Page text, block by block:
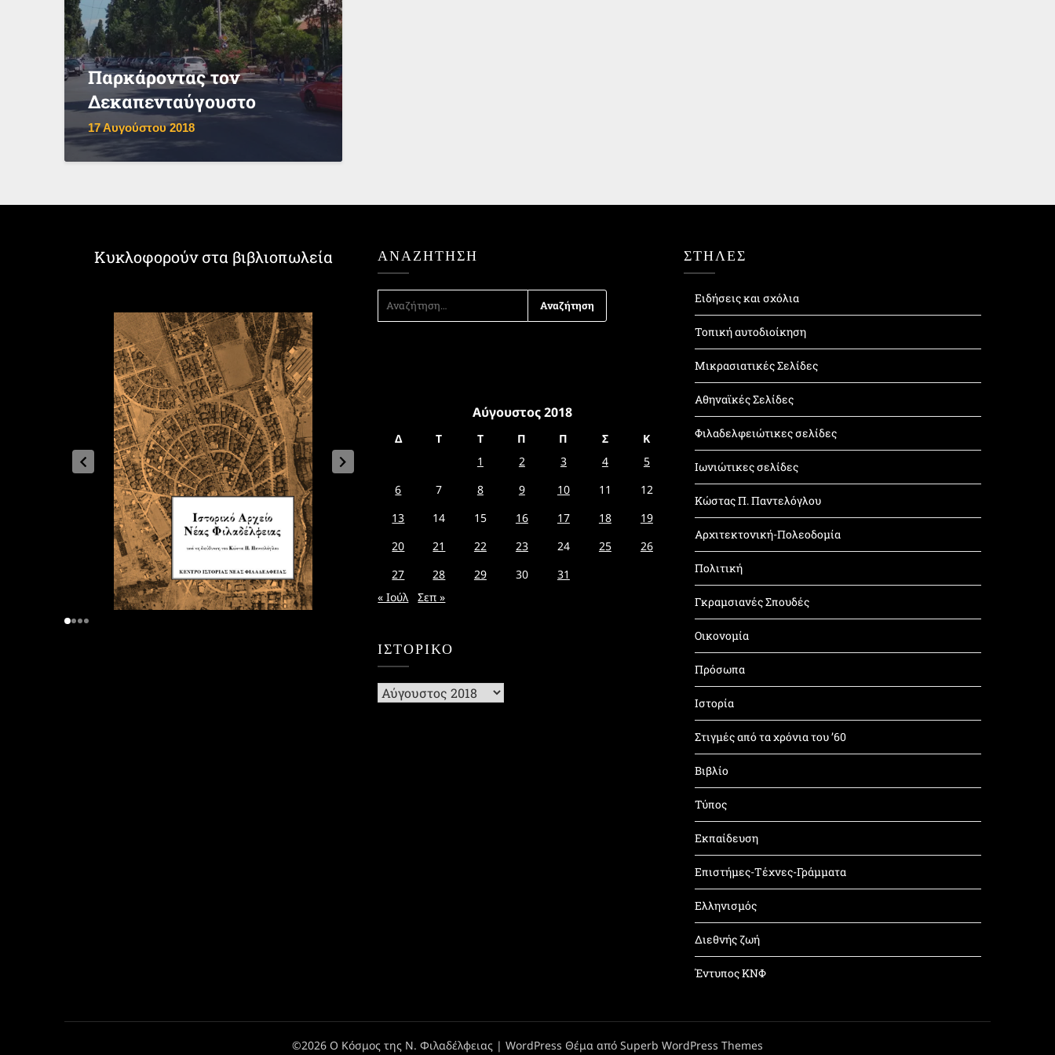
Παρκάροντας τον
Δεκαπενταύγουστο
17 Αυγούστου 2018
Κυκλοφορούν στα βιβλιοπωλεία ΑΝΑΖΉΤΗΣΗ
ΓΙΑ:
Αύγουστος 2018
Δ Τ Τ Π Π Σ
Κ
1
2 3 4
5
6
7 8 9 10 11
12
13
14 15 16 17 18
19
20
21 22 23 24 25
26
27
28 29 30
31
« Ιούλ
Σεπ »
ΙΣΤΟΡΙΚΌ
Ιστορικό
ΣΤΗΛΕΣ
Ειδήσεις και σχόλια
Τοπική αυτοδιοίκηση
Μικρασιατικές Σελίδες
Αθηναϊκές Σελίδες
Φιλαδελφειώτικες σελίδες
Ιωνιώτικες σελίδες
Κώστας Π. Παντελόγλου
Αρχιτεκτονική-Πολεοδομία
Πολιτική
Γκραμσιανές Σπουδές
Οικονομία
Πρόσωπα
Ιστορία
Στιγμές από τα χρόνια του ’60
Βιβλίο
Τύπος
Εκπαίδευση
Επιστήμες-Τέχνες-Γράμματα
Ελληνισμός
Διεθνής ζωή
Έντυπος ΚΝΦ
©2026 Ο Κόσμος της Ν. Φιλαδέλφειας | WordPress Θέμα από Superb WordPress Themes